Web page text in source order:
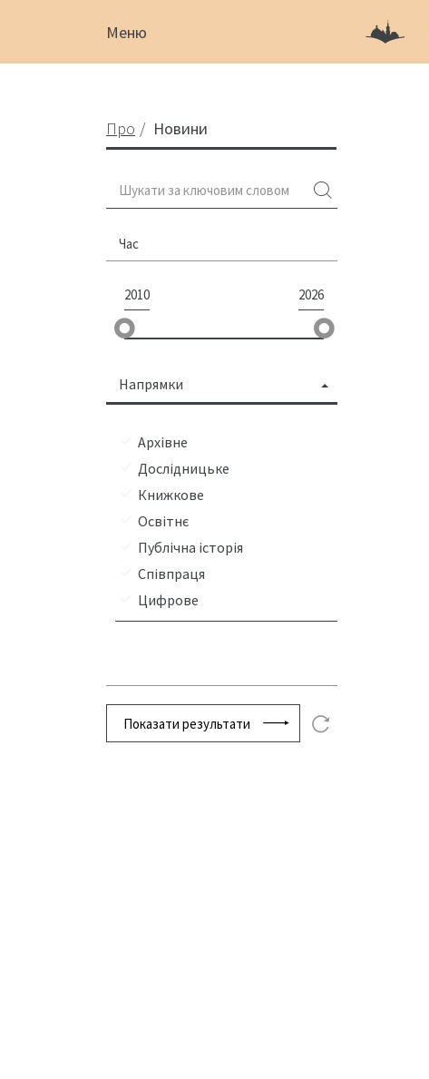
Меню
Про Новини
Час
2010 2026
Напрямки
Архівне
Дослідницьке
Книжкове
Освітнє
Публічна історія
Співпраця
Цифрове
Показати результати